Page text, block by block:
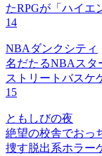
たRPGが「ハイエ
14
NBAダンクシティ
名だたるNBAスタ
ストリートバスケ
15
ともしびの夜
絶望の校舎でおっ
捜す脱出系ホラー